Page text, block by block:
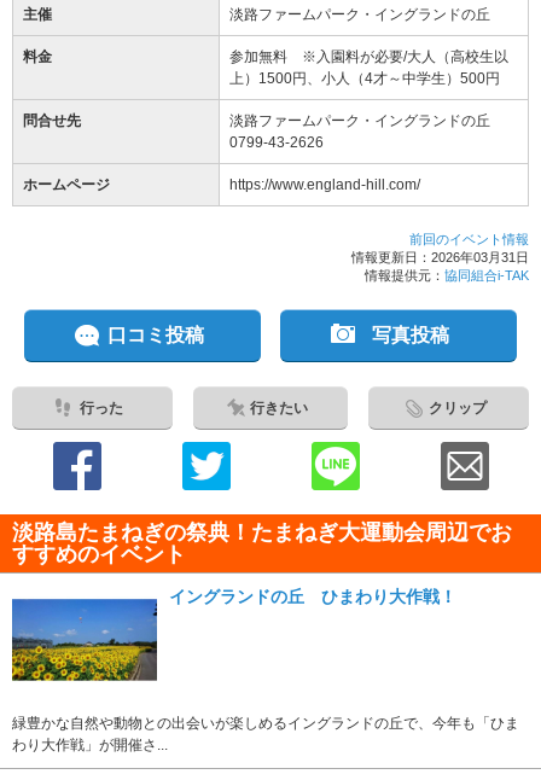
主催 淡路ファームパーク・イングランドの丘
料金
参加無料 ※入園料が必要/大人（高校生以
上）1500円、小人（4才～中学生）500円
問合せ先
淡路ファームパーク・イングランドの丘
0799-43-2626
ホームページ https://www.england-hill.com/
前回のイベント情報
情報更新日：2026年03月31日
情報提供元： 協同組合i-TAK
口コミ投稿 写真投稿
行った 行きたい クリップ
淡路島たまねぎの祭典！たまねぎ大運動会周辺でお
すすめのイベント
イングランドの丘 ひまわり大作戦！
緑豊かな自然や動物との出会いが楽しめるイングランドの丘で、今年も「ひま
わり大作戦」が開催さ...